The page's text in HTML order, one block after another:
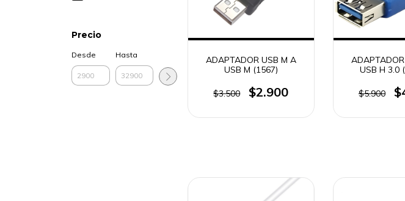
Precio
Desde Hasta
ADAPTADOR USB M A
USB M (1567)
$3.500 $2.900
USB H 3.0
$5.900